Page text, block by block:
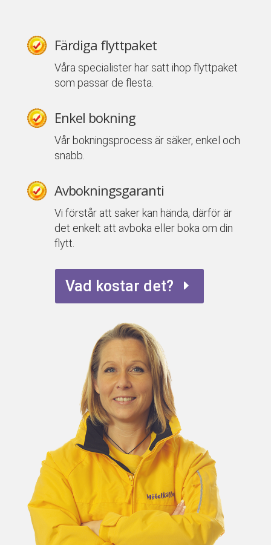
Färdiga flyttpaket
Våra specialister har satt ihop flyttpaket
som passar de flesta.
Enkel bokning
Vår bokningsprocess är säker, enkel och
snabb.
Avbokningsgaranti
Vi förstår att saker kan hända, därför är
det enkelt att avboka eller boka om din
flytt.
Vad kostar det?